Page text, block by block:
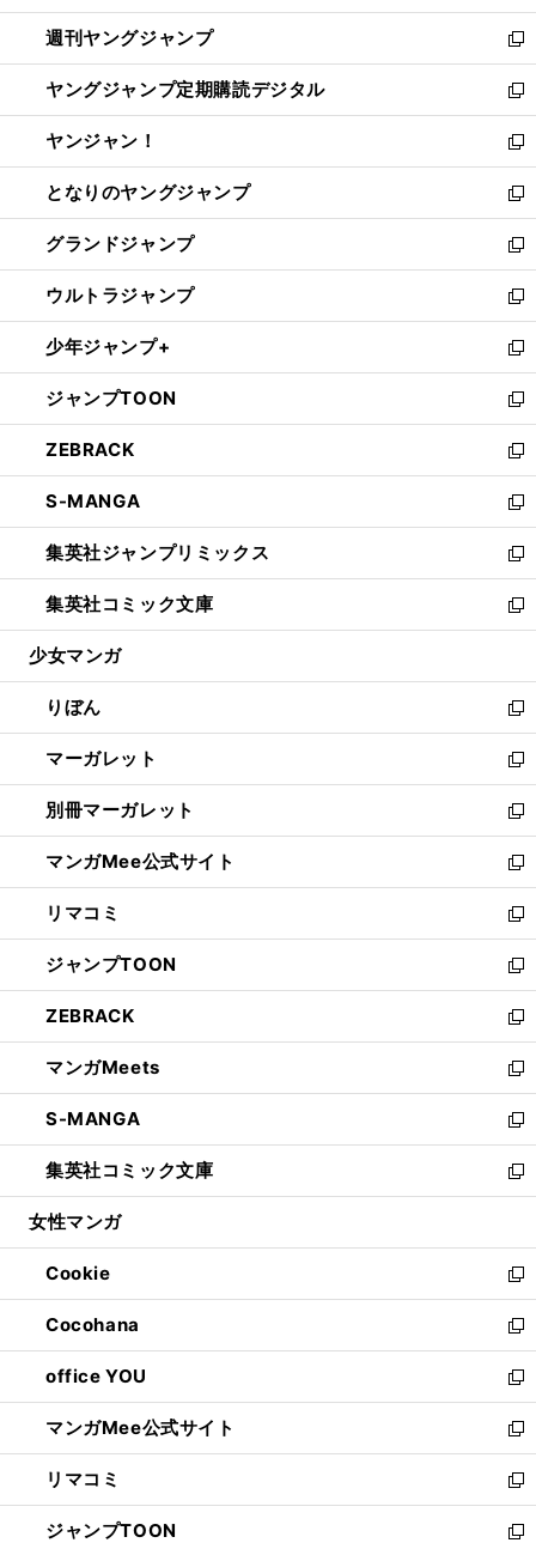
開
く
ウ
で
開
く
ン
ド
ウ
で
開
く
ウ
ィ
ン
ド
ウ
で
開
く
週刊ヤングジャンプ
新
し
い
ウ
ィ
ン
ド
ウ
で
開
く
ヤングジャンプ定期購読デジタル
新
し
い
ウ
ィ
ン
ド
ウ
で
開
く
ヤンジャン！
新
し
い
ウ
ィ
ン
ド
ウ
で
開
く
となりのヤングジャンプ
新
し
い
ウ
ィ
ン
ド
ウ
で
開
く
グランドジャンプ
新
し
い
ウ
ィ
ン
ド
ウ
で
開
く
ウルトラジャンプ
新
し
い
ウ
ィ
ン
ド
ウ
で
開
く
少年ジャンプ+
新
し
い
ウ
ィ
ン
ド
ウ
で
開
く
ジャンプTOON
新
し
い
ウ
ィ
ン
ド
ウ
で
開
ZEBRACK
新
し
い
ウ
ィ
ン
ド
ウ
開
く
S-MANGA
新
し
い
ウ
ィ
ン
ウ
で
開
く
集英社ジャンプリミックス
新
し
い
ウ
ン
ド
ウ
で
開
く
集英社コミック文庫
新
し
ウ
ィ
ン
ド
ウ
で
開
く
少女マンガ
りぼん
新
し
い
ウ
ィ
ン
ド
ウ
で
開
く
マーガレット
新
し
い
ウ
ィ
ン
ド
ウ
で
開
く
別冊マーガレット
新
し
い
ウ
ィ
ン
ド
ウ
で
開
く
マンガMee公式サイト
新
し
い
ウ
ィ
ン
ド
ウ
で
開
く
リマコミ
新
し
い
ウ
ィ
ン
ド
ウ
で
開
く
ジャンプTOON
新
し
い
ウ
ィ
ン
ド
ウ
で
開
ZEBRACK
新
し
い
ウ
ィ
ン
ド
ウ
開
く
マンガMeets
新
し
い
ウ
ィ
ン
ウ
で
開
く
S-MANGA
新
し
い
ウ
ン
ド
ウ
で
開
く
集英社コミック文庫
新
し
ウ
ィ
ン
ド
ウ
で
開
く
女性マンガ
Cookie
新
し
い
ウ
ィ
ン
ド
ウ
で
開
く
Cocohana
新
し
い
ウ
ィ
ン
ド
ウ
で
office YOU
新
し
い
ウ
ィ
ン
ド
マンガMee公式サイト
新
し
い
ウ
ィ
リマコミ
新
し
い
ジャンプTOON 新